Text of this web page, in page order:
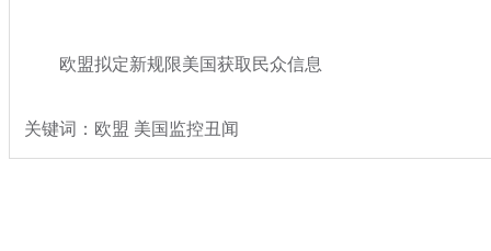
欧盟拟定新规限美国获取民众信息
关键词：欧盟 美国监控丑闻